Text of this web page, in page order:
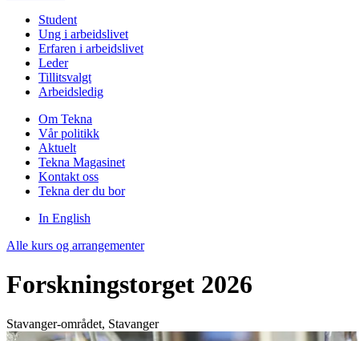
Student
Ung i arbeidslivet
Erfaren i arbeidslivet
Leder
Tillitsvalgt
Arbeidsledig
Om Tekna
Vår politikk
Aktuelt
Tekna Magasinet
Kontakt oss
Tekna der du bor
In English
Alle kurs og arrangementer
Forskningstorget 2026
Stavanger-området, Stavanger